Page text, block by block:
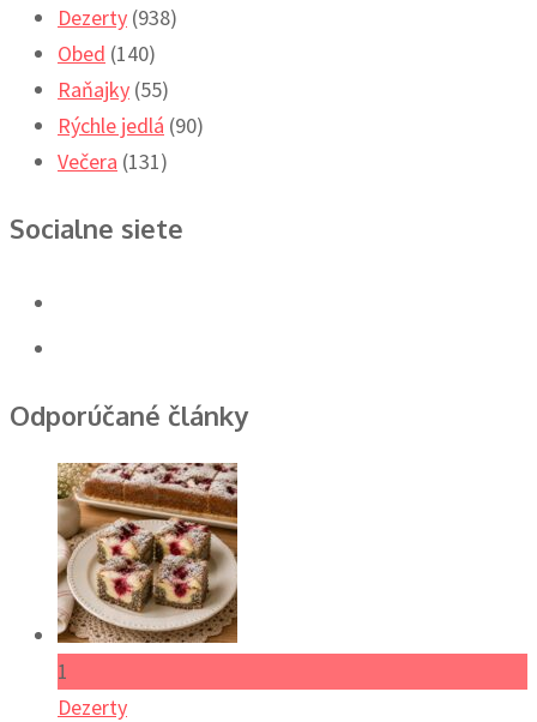
Dezerty (938)
Obed (140)
Raňajky (55)
Rýchle jedlá (90)
Večera (131)
Socialne siete
Odporúčané články
1
Dezerty